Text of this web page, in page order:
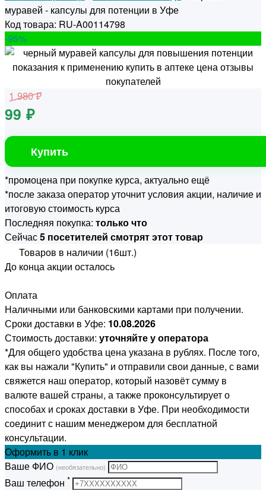
муравей - капсулы для потенции в Уфе
Код товара: RU-A00114798
-95%
1 980 ₽
99 ₽
Купить
*промоцена при покупке курса, актуально ещё
*после заказа оператор уточнит условия акции, наличие и
итоговую стоимость курса
Последняя покупка: только что
Сейчас5 посетителей смотрят этот товар
Товаров в наличии (16шт.)
До конца акции осталось
Оплата
Наличными или банковскими картами при получении.
Сроки доставки в Уфе: 10.08.2026
Стоимость доставки: уточняйте у оператора
*Для общего удобства цена указана в рублях. После того,
как вы нажали "Купить" и отправили свои данные, с вами
свяжется наш оператор, который назовёт сумму в
валюте вашей страны, а также проконсультирует о
способах и сроках доставки в Уфе. При необходимости
соединит с нашим менеджером для бесплатной
консультации.
Оформить в 1 клик
Ваше ФИО (необязательно)
Ваш телефон *